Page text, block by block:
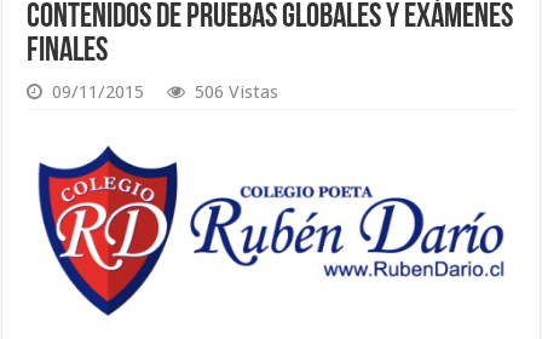
Contenidos de Pruebas Globales y Exámenes
Finales
09/11/2015 506 Vistas